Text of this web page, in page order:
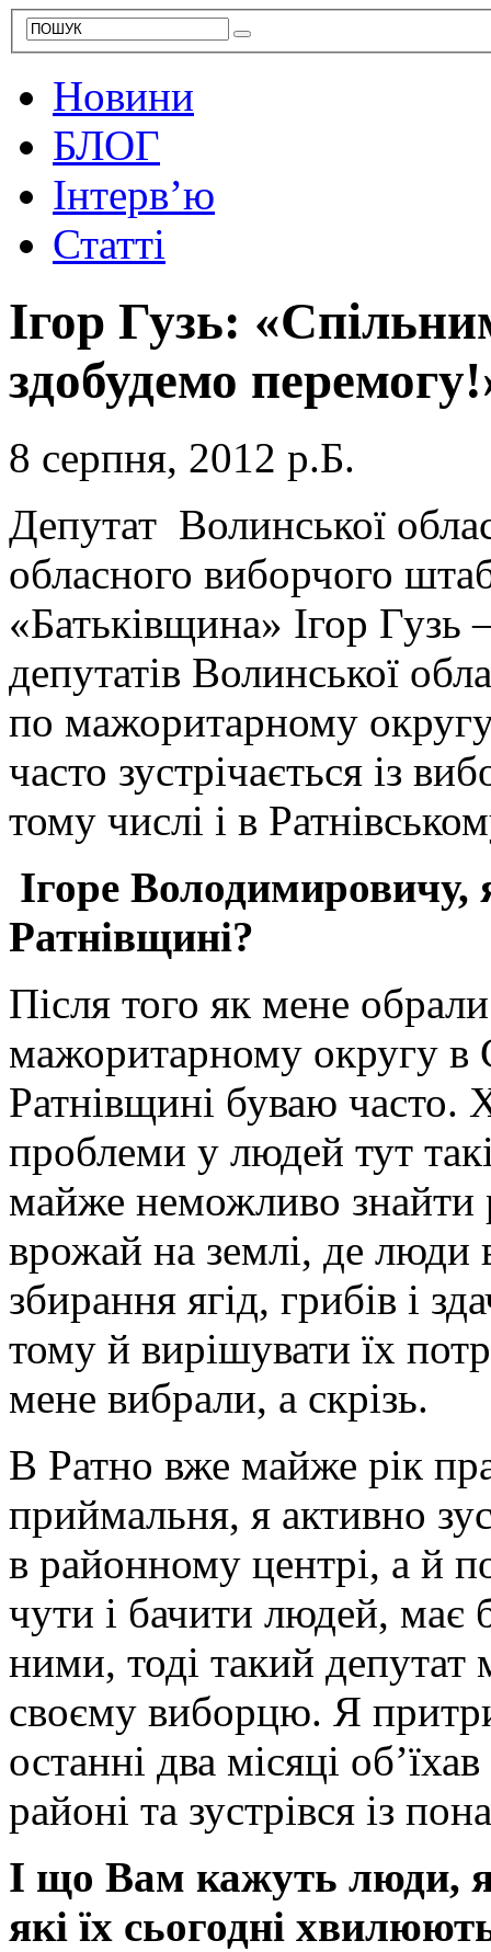
Новини
БЛОГ
Інтерв’ю
Статті
Ігор Гузь:
здобудемо
8 серпня, 2012 р.Б.
Депутат Волинської
обласного виборчого
«Батьківщина» Ігор Гузь
депутатів Волинської
по мажоритарному
часто зустрічається із
тому числі і в
Ігоре Володимировичу,
Ратнівщині?
Після того як мене
мажоритарному округу в
Ратнівщині буваю часто.
проблеми у людей тут
майже неможливо знайти
врожай на землі, де
збирання ягід, грибів і
тому й вирішувати їх
мене вибрали, а скрізь.
В Ратно вже майже рік
приймальня, я активно
в районному центрі, а й
чути і бачити людей, має
ними, тоді такий
своєму виборцю. Я
останні два місяці
районі та зустрівся із
І що Вам кажуть люди,
які їх сьогодні